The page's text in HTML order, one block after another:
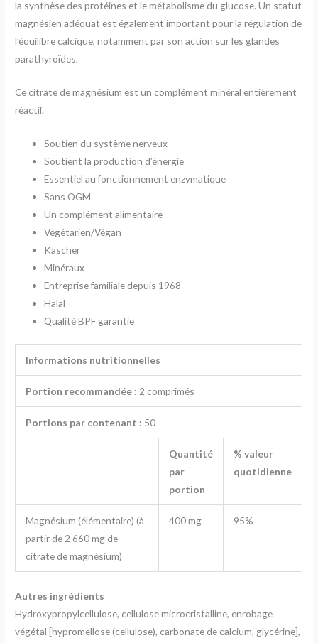
la synthèse des protéines et le métabolisme du glucose. Un statut
magnésien adéquat est également important pour la régulation de
l’équilibre calcique, notamment par son action sur les glandes
parathyroïdes.
Ce citrate de magnésium est un complément minéral entièrement
réactif.
Soutien du système nerveux
Soutient la production d’énergie
Essentiel au fonctionnement enzymatique
Sans OGM
Un complément alimentaire
Végétarien/Végan
Kascher
Minéraux
Entreprise familiale depuis 1968
Halal
Qualité BPF garantie
Informations nutritionnelles
Portion recommandée : 2 comprimés
Portions par contenant : 50
Quantité
par
portion
% valeur
quotidienne
Magnésium (élémentaire) (à
partir de 2 660 mg de
citrate de magnésium)
400 mg 95%
Autres ingrédients
Hydroxypropylcellulose, cellulose microcristalline, enrobage
végétal [hypromellose (cellulose), carbonate de calcium, glycérine],